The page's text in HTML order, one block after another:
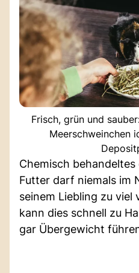
Frisch, grün und
Meerschweinchen
Chemisch
Futter darf niemals im
seinem Liebling zu viel
kann dies schnell zu
gar Übergewicht